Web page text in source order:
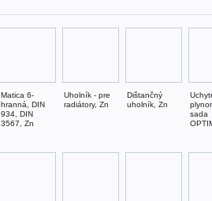
Matica 6-
hranná, DIN
934, DIN
3567, Zn
Uholník - pre
radiátory, Zn
Dištančný
uholník, Zn
sada